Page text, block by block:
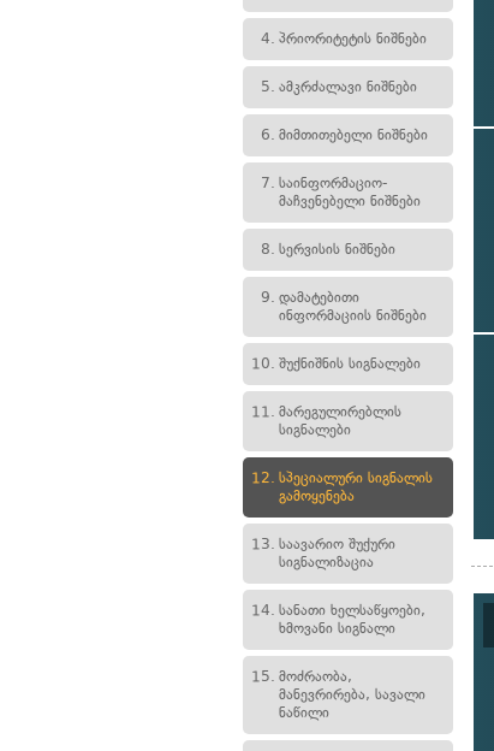
4. პრიორიტეტის ნიშნები
5. ამკრძალავი ნიშნები
6. მიმთითებელი ნიშნები
7. საინფორმაციო-
მაჩვენებელი ნიშნები
8. სერვისის ნიშნები
9. დამატებითი
ინფორმაციის ნიშნები
10. შუქნიშნის სიგნალები
11. მარეგულირებლის
სიგნალები
12. სპეციალური სიგნალის
გამოყენება
13. საავარიო შუქური
სიგნალიზაცია
14. სანათი ხელსაწყოები,
ხმოვანი სიგნალი
15. მოძრაობა,
მანევრირება, სავალი
ნაწილი